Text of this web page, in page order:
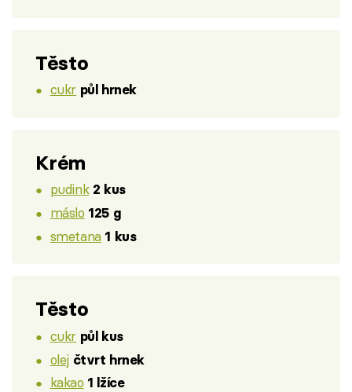
Těsto
cukr půl hrnek
Krém
pudink 2 kus
máslo 125 g
smetana 1 kus
Těsto
cukr půl kus
olej čtvrt hrnek
kakao 1 lžíce